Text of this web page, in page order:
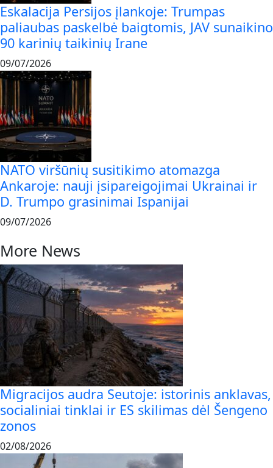
Eskalacija Persijos įlankoje: Trumpas
paliaubas paskelbė baigtomis, JAV sunaikino
90 karinių taikinių Irane
09/07/2026
NATO viršūnių susitikimo atomazga
Ankaroje: nauji įsipareigojimai Ukrainai ir
D. Trumpo grasinimai Ispanijai
09/07/2026
More News
Migracijos audra Seutoje: istorinis anklavas,
socialiniai tinklai ir ES skilimas dėl Šengeno
zonos
02/08/2026